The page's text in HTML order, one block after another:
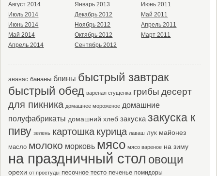
Август 2014
Июль 2014
Июнь 2014
Май 2014
Апрель 2014
Январь 2013
Декабрь 2012
Ноябрь 2012
Октябрь 2012
Сентябрь 2012
Июнь 2011
Май 2011
Апрель 2011
Март 2011
ананас бананы блины быстрый завтрак
быстрый обед вареная сгущенка грибы десерт
для пикника домашнее мороженое домашние
полуфабрикаты домашний хлеб закуска закуска к
пиву зелень картошка курица лаваш лук майонез
масло молоко морковь мясо мясо вареное на зиму
на праздничный стол овощи
орехи от простуды песочное тесто печенье помидоры